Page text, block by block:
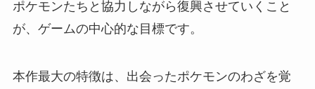
ポケモンたちと協力しながら復興させていくこと
が、ゲームの中心的な目標です。
本作最大の特徴は、出会ったポケモンのわざを覚